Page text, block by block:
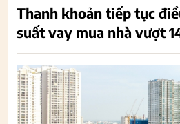
Thanh khoản tiếp tục
suất vay mua nhà vượt